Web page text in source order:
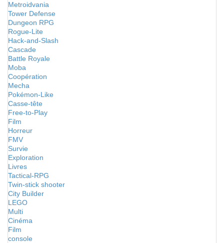
Metroidvania
Tower Defense
Dungeon RPG
Rogue-Lite
Hack-and-Slash
Cascade
Battle Royale
Moba
Coopération
Mecha
Pokémon-Like
Casse-tête
Free-to-Play
Film
Horreur
FMV
Survie
Exploration
Livres
Tactical-RPG
Twin-stick shooter
City Builder
LEGO
Multi
Cinéma
Film
console